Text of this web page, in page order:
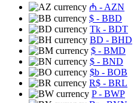
₼ - AZN
$ - BBD
Tk - BDT
BD - BHD
$ - BMD
$ - BND
$b - BOB
R$ - BRL
P- BWP